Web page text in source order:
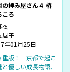
の拝み屋さん４ 椿
ころ
衣
風子
年01月25日
重版！ 京都で起こ
優しい成長物語、